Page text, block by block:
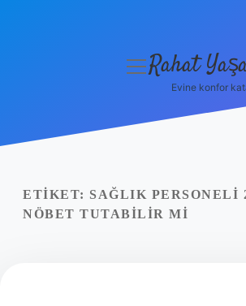
Yasal Uyarı
menüyü
Rahat
Evine konfor
ETIKET: SAĞLIK PERSONELI
NÖBET TUTABILIR MI